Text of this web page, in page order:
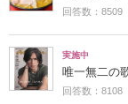
回答数：8509
実施中
唯一無二の
回答数：8108